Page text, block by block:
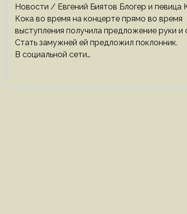
Новости / Евгений Биятов Блогер и певица
Кока во время на концерте прямо во время
выступления получила предложение руки и
Стать замужней ей предложил поклонник.
В социальной сети…